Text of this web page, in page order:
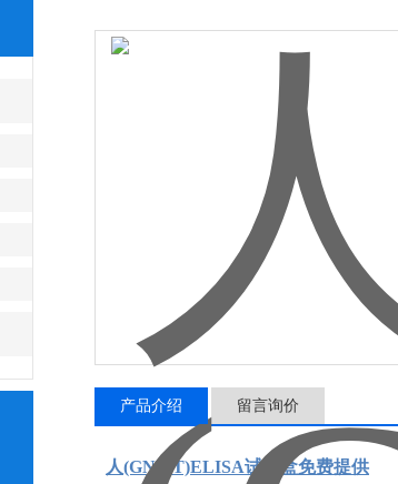
产品介绍 留言询价
人(GNMT)ELISA试剂盒免费提供